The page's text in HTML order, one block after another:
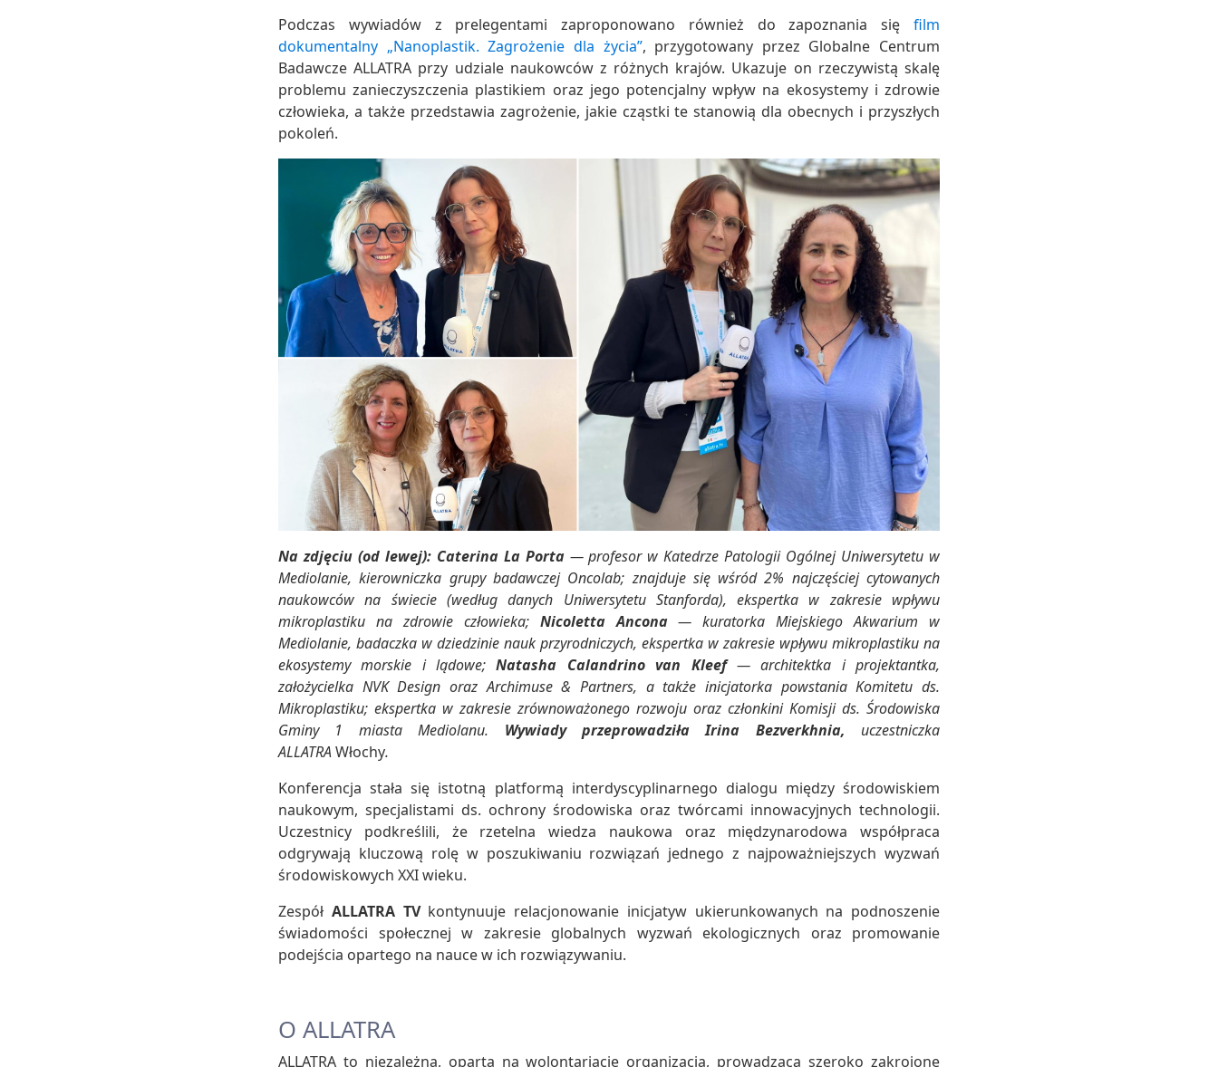
Podczas wywiadów z prelegentami zaproponowano również do zapoznania się film
dokumentalny „Nanoplastik. Zagrożenie dla życia”, przygotowany przez Globalne Centrum
Badawcze ALLATRA przy udziale naukowców z różnych krajów. Ukazuje on rzeczywistą skalę
problemu zanieczyszczenia plastikiem oraz jego potencjalny wpływ na ekosystemy i zdrowie
człowieka, a także przedstawia zagrożenie, jakie cząstki te stanowią dla obecnych i przyszłych
pokoleń.
Na zdjęciu (od lewej): Caterina La Porta — profesor w Katedrze Patologii Ogólnej Uniwersytetu w
Mediolanie, kierowniczka grupy badawczej Oncolab; znajduje się wśród 2% najczęściej cytowanych
naukowców na świecie (według danych Uniwersytetu Stanforda), ekspertka w zakresie wpływu
mikroplastiku na zdrowie człowieka; Nicoletta Ancona— kuratorka Miejskiego Akwarium w
Mediolanie, badaczka w dziedzinie nauk przyrodniczych, ekspertka w zakresie wpływu mikroplastiku na
ekosystemy morskie i lądowe; Natasha Calandrino van Kleef — architektka i projektantka,
założycielka NVK Design oraz Archimuse & Partners, a także inicjatorka powstania Komitetu ds.
Mikroplastiku; ekspertka w zakresie zrównoważonego rozwoju oraz członkini Komisji ds. Środowiska
Gminy 1 miasta Mediolanu. Wywiady przeprowadziła Irina Bezverkhnia, uczestniczka
ALLATRAWłochy.
Konferencja stała się istotną platformą interdyscyplinarnego dialogu między środowiskiem
naukowym, specjalistami ds. ochrony środowiska oraz twórcami innowacyjnych technologii.
Uczestnicy podkreślili, że rzetelna wiedza naukowa oraz międzynarodowa współpraca
odgrywają kluczową rolę w poszukiwaniu rozwiązań jednego z najpoważniejszych wyzwań
środowiskowych XXI wieku.
Zespół ALLATRA TVkontynuuje relacjonowanie inicjatyw ukierunkowanych na podnoszenie
świadomości społecznej w zakresie globalnych wyzwań ekologicznych oraz promowanie
podejścia opartego na nauce w ich rozwiązywaniu.
O ALLATRA
ALLATRA to niezależna, oparta na wolontariacie organizacja, prowadząca szeroko zakrojone